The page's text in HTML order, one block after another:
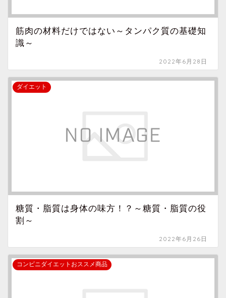
筋肉の材料だけではない～タンパク質の基礎知
識～
2022年6月28日
ダイエット
糖質・脂質は身体の味方！？～糖質・脂質の役
割～
2022年6月26日
コンビニダイエットおススメ商品